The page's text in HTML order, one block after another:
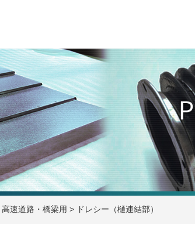
高速道路・橋梁用 > ドレシー（樋連結部）